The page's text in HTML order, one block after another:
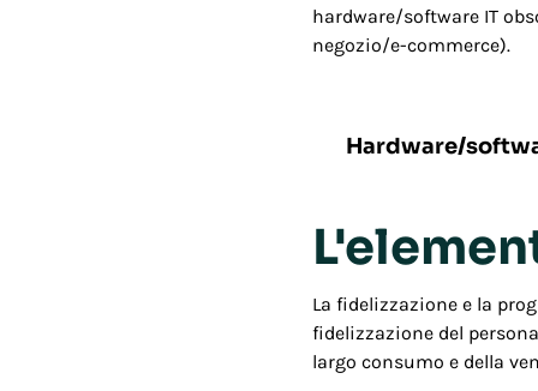
hardware/software IT
negozio/e-commerce).
Hardware/
La fidelizzazione e la
fidelizzazione del
largo consumo e della